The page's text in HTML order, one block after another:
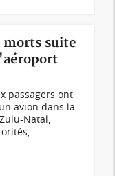
morts suite
passagers ont
avion dans la
Natal,